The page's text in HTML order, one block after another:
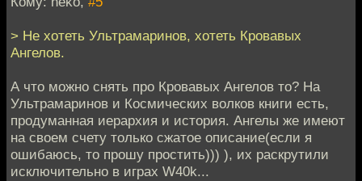
> Не хотеть Ультрамаринов, хотеть Кровавых
Ангелов.
А что можно снять про Кровавых Ангелов то? На
Ультрамаринов и Космических волков книги есть,
продуманная иерархия и история. Ангелы же имеют
на своем счету только сжатое описание(если я
ошибаюсь, то прошу простить))) ), их раскрутили
исключительно в играх W40k...